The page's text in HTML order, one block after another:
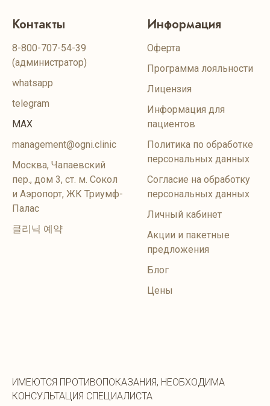
Контакты
8-800-707-54-39
(администратор)
whatsapp
telegram
MAX
management@ogni.clinic
Москва, Чапаевский
пер., дом 3, ст. м. Сокол
и Аэропорт, ЖК Триумф-
Палас
클리닉 예약
Информация
Оферта
Программа лояльности
Лицензия
Информация для
пациентов
Политика по обработке
персональных данных
Согласие на обработку
персональных данных
Личный кабинет
Акции и пакетные
предложения
Блог
Цены
ИМЕЮТСЯ ПРОТИВОПОКАЗАНИЯ, НЕОБХОДИМА
КОНСУЛЬТАЦИЯ СПЕЦИАЛИСТА